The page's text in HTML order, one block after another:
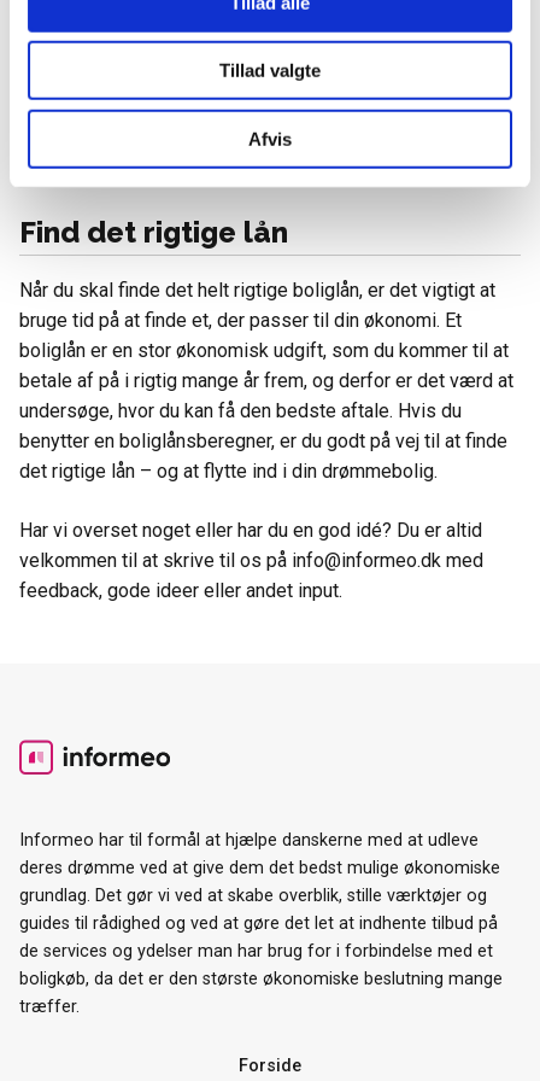
Tillad valgte
Afvis
hurtigt finde en boliglånsberegner på nettet, som kan
hjælpe dig med at finde det bedste lån. Det er både gratis
og uforpligtende. I boliglånsberegneren skal du indtaste
beløbet, hvorefter beregneren viser dig, hvor du kan låne
penge.
Find det rigtige lån
Når du skal finde det helt rigtige boliglån, er det vigtigt at
bruge tid på at finde et, der passer til din økonomi. Et
boliglån er en stor økonomisk udgift, som du kommer til at
betale af på i rigtig mange år frem, og derfor er det værd at
undersøge, hvor du kan få den bedste aftale. Hvis du
benytter en boliglånsberegner, er du godt på vej til at finde
det rigtige lån – og at flytte ind i din drømmebolig.
Har vi overset noget eller har du en god idé? Du er altid
velkommen til at skrive til os på info@informeo.dk med
feedback, gode ideer eller andet input.
Informeo har til formål at hjælpe danskerne med at udleve
deres drømme ved at give dem det bedst mulige økonomiske
grundlag. Det gør vi ved at skabe overblik, stille værktøjer og
guides til rådighed og ved at gøre det let at indhente tilbud på
de services og ydelser man har brug for i forbindelse med et
boligkøb, da det er den største økonomiske beslutning mange
træffer.
Forside